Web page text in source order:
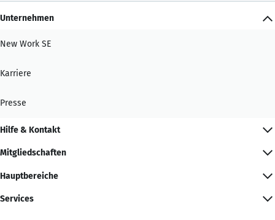
Unternehmen
New Work SE
Karriere
Presse
Hilfe & Kontakt
Mitgliedschaften
Hauptbereiche
Services